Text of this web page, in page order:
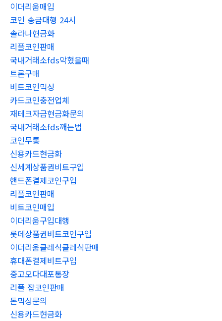
이더리움매입
코인 송금대행 24시
솔라나현금화
리플코인판매
국내거래소fds막혔을때
트론구매
비트코인믹싱
카드코인충전업체
재테크자금현금화문의
국내거래소fds깨는법
코인무통
신용카드현금화
신세계상품권비트구입
핸드폰결제코인구입
리플코인판매
비트코인매입
이더리움구입대행
롯데상품권비트코인구입
이더리움클레식클레식판매
휴대폰결제비트구입
중고오다대포통장
리플 잡코인판매
돈믹싱문의
신용카드현금화